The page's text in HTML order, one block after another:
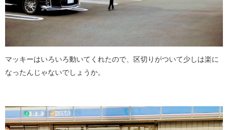
マッキーはいろいろ動いてくれたので、区切りがついて少しは楽に
なったんじゃないでしょうか。